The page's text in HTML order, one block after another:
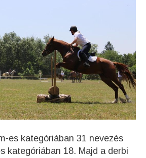
es kategóriában 31 nevezés
kategóriában 18. Majd a derbi